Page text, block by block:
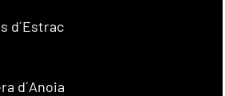
d´Estrac
d´Anoia